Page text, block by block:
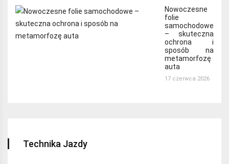
Nowoczesne
folie
samochodowe
– skuteczna
ochrona i
sposób na
metamorfozę
auta
17 czerwca 2026
Technika Jazdy